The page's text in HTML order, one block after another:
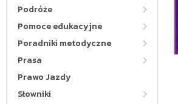
Podróże
Pomoce edukacyjne
Poradniki metodyczne
Prasa
Prawo Jazdy
Słowniki